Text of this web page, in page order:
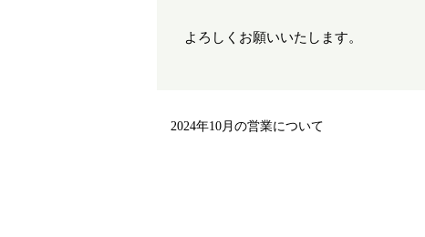
よろしくお願いいたします。
2024年10月の営業について